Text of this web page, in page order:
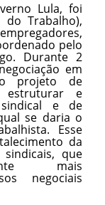
Lula, foi
do Trabalho),
pelo
Durante 2
em
projeto de
estruturar e
e de
se daria o
Esse
da
que
mais
negociais